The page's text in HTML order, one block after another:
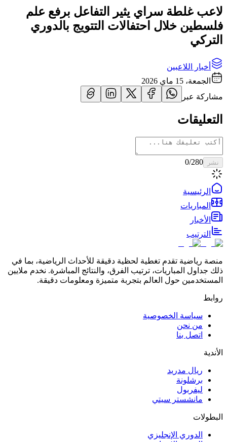
لاعب غلطة سراي يثير التفاعل برفع علم
فلسطين خلال احتفالات التتويج بالدوري
التركي
أخبار اللاعبين
الجمعة، 15 ماي 2026
مشاركة عبر
التعليقات
نشر 0/280
الرئيسية
المباريات
الأخبار
الترتيب
منصة رياضية تقدم تغطية لحظية دقيقة للأحداث الرياضية، بما في
ذلك جداول المباريات، ترتيب الفرق، والنتائج المباشرة. نخدم ملايين
المستخدمين حول العالم بتجربة متميزة ومعلومات دقيقة.
روابط
سياسة الخصوصية
من نحن
اتصل بنا
الأندية
ريال مدريد
برشلونة
ليفربول
مانشستر سيتي
البطولات
الدوري الإنجليزي